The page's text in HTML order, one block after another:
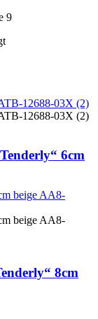
9
6cm
8cm